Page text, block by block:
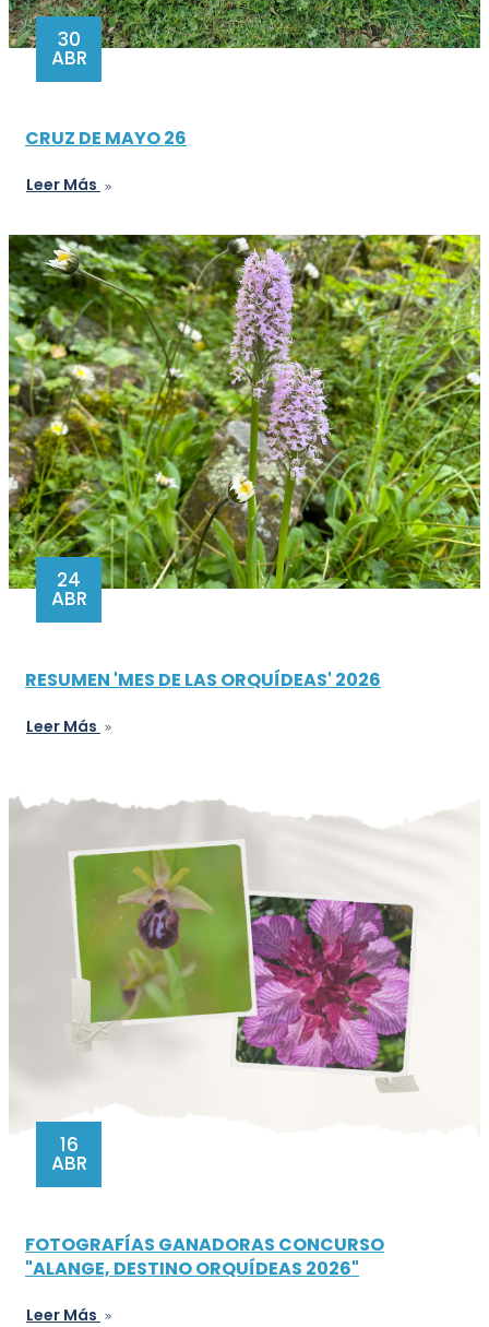
30
ABR
CRUZ DE MAYO 26
Leer Más
24
ABR
RESUMEN 'MES DE LAS ORQUÍDEAS' 2026
Leer Más
16
ABR
FOTOGRAFÍAS GANADORAS CONCURSO
"ALANGE, DESTINO ORQUÍDEAS 2026"
Leer Más